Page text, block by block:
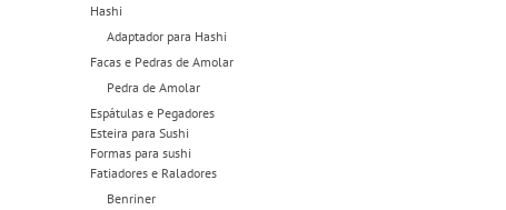
Hashi
Adaptador para Hashi
Facas e Pedras de Amolar
Pedra de Amolar
Espátulas e Pegadores
Esteira para Sushi
Formas para sushi
Fatiadores e Raladores
Benriner